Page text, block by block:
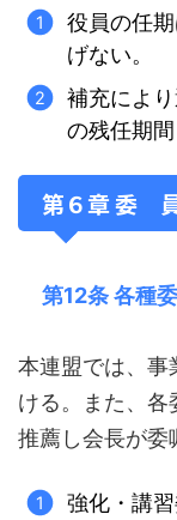
役員の任
げない。
補充によ
の残任期間
第６章 委
第12条 各種
本連盟では、事
ける。また、
推薦し会長が委
強化・講